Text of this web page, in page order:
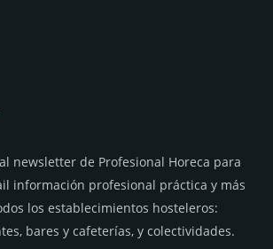
newsletter de Profesional Horeca para
información profesional práctica y más
los establecimientos hosteleros:
bares y cafeterías, y colectividades.